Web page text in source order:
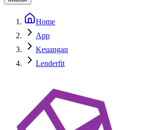
Home
App
Keuangan
Lenderfit